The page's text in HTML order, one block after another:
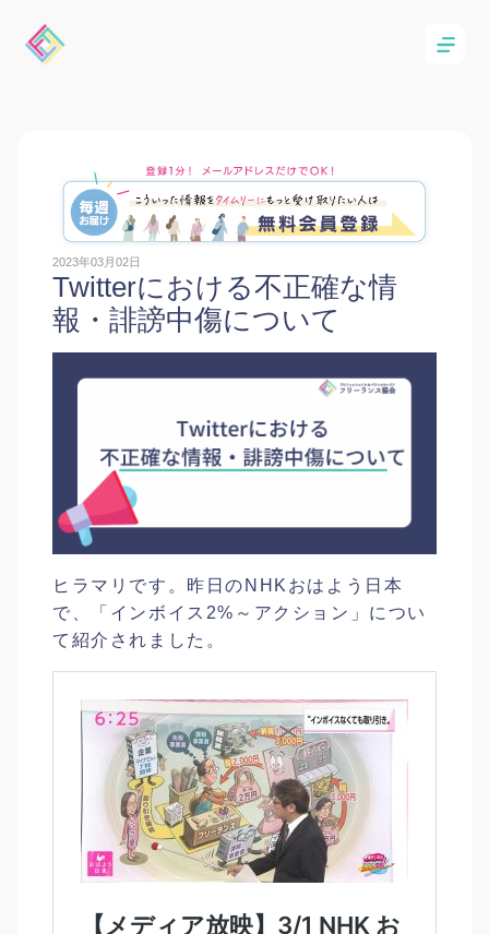
2023年03月02日
Twitterにおける不正確な情
報・誹謗中傷について
ヒラマリです。昨日のNHKおはよう日本
で、「インボイス2%～アクション」につい
て紹介されました。